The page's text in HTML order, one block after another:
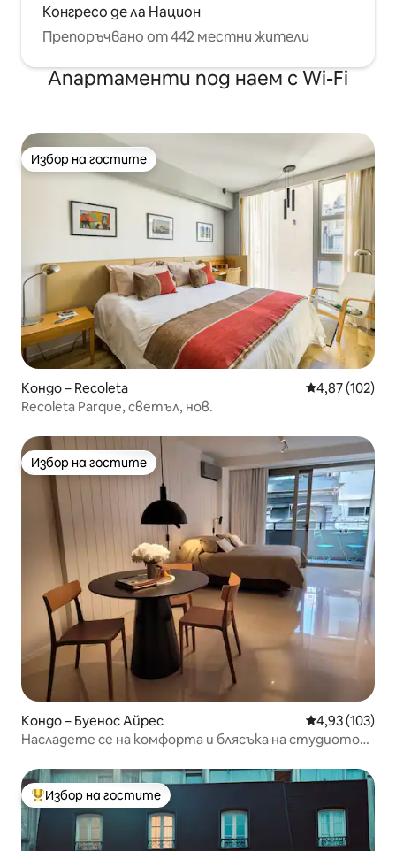
Конгресо де ла Национ
Препоръчвано от 442 местни жители
Апартаменти под наем с Wi-Fi
Избор на гостите
Избор на гостите
Кондо – Recoleta Средна
4,87 (102)
Recoleta Parque, светъл, нов.
Избор на гостите
Избор на гостите
Кондо – Буенос Айрес Средна
4,93 (103)
Насладете се на комфорта и блясъка на студиото
Най-популярен избор на гостите
Избор на гостите